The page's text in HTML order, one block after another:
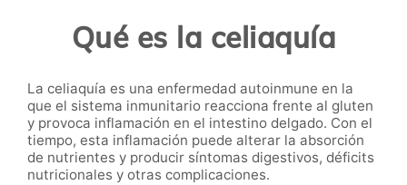
Qué es la celiaquía
La celiaquía es una enfermedad autoinmune en la
que el sistema inmunitario reacciona frente al gluten
y provoca inflamación en el intestino delgado. Con el
tiempo, esta inflamación puede alterar la absorción
de nutrientes y producir síntomas digestivos, déficits
nutricionales y otras complicaciones.